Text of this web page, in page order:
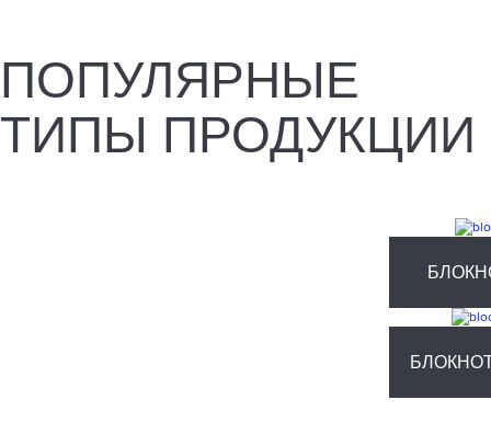
ПОПУЛЯРНЫЕ
ТИПЫ ПРОДУКЦИИ